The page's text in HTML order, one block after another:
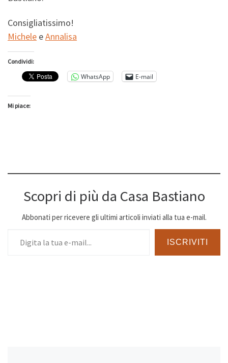
Consigliatissimo!
Michele eAnnalisa
Condividi:
WhatsApp E-mail
Mi piace:
Scopri di più da Casa Bastiano
Abbonati per ricevere gli ultimi articoli inviati alla tua e-mail.
ISCRIVITI